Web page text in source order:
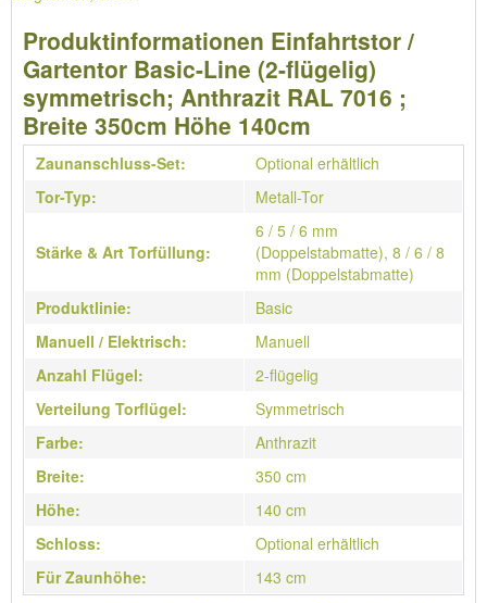
Produktinformationen Einfahrtstor /
Gartentor Basic-Line (2-flügelig)
symmetrisch; Anthrazit RAL 7016 ;
Breite 350cm Höhe 140cm
Zaunanschluss-Set:
Optional erhältlich
Tor-Typ:
Metall-Tor
Stärke & Art Torfüllung:
6 / 5 / 6 mm
(Doppelstabmatte), 8 / 6 / 8
mm (Doppelstabmatte)
Produktlinie:
Basic
Manuell / Elektrisch:
Manuell
Anzahl Flügel:
2-flügelig
Verteilung Torflügel:
Symmetrisch
Farbe:
Anthrazit
Breite:
350 cm
Höhe:
140 cm
Schloss:
Optional erhältlich
Für Zaunhöhe:
143 cm